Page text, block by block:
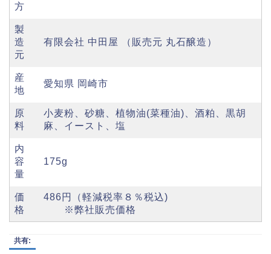
方
製
造
元
有限会社 中田屋 （販売元 丸石醸造）
産
地
愛知県 岡崎市
原
料
小麦粉、砂糖、植物油(菜種油)、酒粕、黒胡
麻、イースト、塩
内
容
量
175g
価
格
486円（軽減税率８％税込)
※弊社販売価格
共有: